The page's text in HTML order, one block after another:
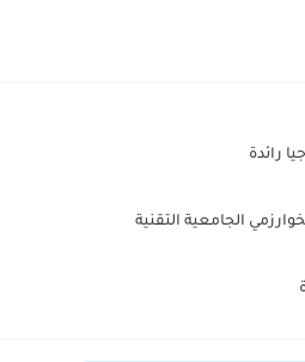
رائدة
الجامعية التقنية